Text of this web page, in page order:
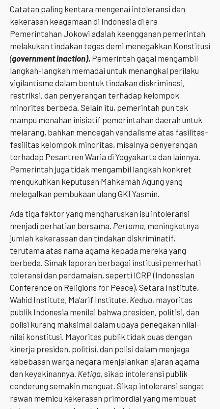
Catatan paling kentara mengenai intoleransi dan
kekerasan keagamaan di Indonesia di era
Pemerintahan Jokowi adalah keengganan pemerintah
melakukan tindakan tegas demi menegakkan Konstitusi
(government inaction). Pemerintah gagal mengambil
langkah-langkah memadai untuk menangkal perilaku
vigilantisme dalam bentuk tindakan diskriminasi,
restriksi, dan penyerangan terhadap kelompok
minoritas berbeda. Selain itu, pemerintah pun tak
mampu menahan inisiatif pemerintahan daerah untuk
melarang, bahkan mencegah vandalisme atas fasilitas-
fasilitas kelompok minoritas, misalnya penyerangan
terhadap Pesantren Waria di Yogyakarta dan lainnya.
Pemerintah juga tidak mengambil langkah konkret
mengukuhkan keputusan Mahkamah Agung yang
melegalkan pembukaan ulang GKI Yasmin.
Ada tiga faktor yang mengharuskan isu intoleransi
menjadi perhatian bersama. Pertama, meningkatnya
jumlah kekerasaan dan tindakan diskriminatif,
terutama atas nama agama kepada mereka yang
berbeda. Simak laporan berbagai institusi pemerhati
toleransi dan perdamaian, seperti ICRP (Indonesian
Conference on Religions for Peace), Setara Institute,
Wahid Institute, Ma’arif Institute. Kedua, mayoritas
publik Indonesia menilai bahwa presiden, politisi, dan
polisi kurang maksimal dalam upaya penegakan nilai-
nilai konstitusi. Mayoritas publik tidak puas dengan
kinerja presiden, politisi, dan polisi dalam menjaga
kebebasan warga negara menjalankan ajaran agama
dan keyakinannya. Ketiga, sikap intoleransi publik
cenderung semakin menguat. Sikap intoleransi sangat
rawan memicu kekerasan primordial yang membuat